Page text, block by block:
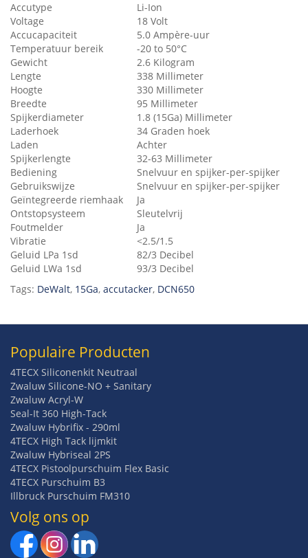
Accutype
Li-Ion
Voltage
18 Volt
Accucapaciteit
5.0 Ampère-uur
Temperatuur bereik
-20 to 50°C
Gewicht
2.6 Kilogram
Lengte
338 Millimeter
Hoogte
330 Millimeter
Breedte
95 Millimeter
Spijkerdiameter
1.8 (15Ga) Millimeter
Laderhoek
34 Graden hoek
Laden
Achter
Spijkerlengte
32-63 Millimeter
Bediening
Snelvuur en spijker-per-spijker
Gebruikswijze
Snelvuur en spijker-per-spijker
Geïntegreerde riemhaak
Ja
Ontstopsysteem
Sleutelvrij
Foutmelder
Ja
Vibratie
<2.5/1.5
Geluid LPa 1sd
82/3 Decibel
Geluid LWa 1sd
93/3 Decibel
Tags: DeWalt, 15Ga, accutacker, DCN650
Populaire Producten
4TECX Siliconenkit Neutraal
Zwaluw Silicone-NO + Sanitary
Zwaluw Acryl-W
Seal-It 360 High-Tack
Zwaluw Hybrifix - 290ml
4TECX High Tack lijmkit
Zwaluw Hybriseal 2PS
4TECX Pistoolpurschuim Flex Basic
4TECX Purschuim B3
Illbruck Purschuim FM310
Volg ons op